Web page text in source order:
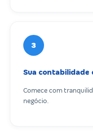
3
Sua contabilidade
Comece com
negócio.